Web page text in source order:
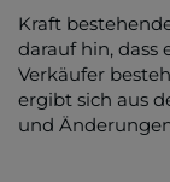
Kraft
darauf hin, dass
Verkäufer
ergibt sich aus
und